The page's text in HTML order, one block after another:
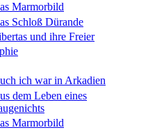
Marmorbild
Schloß Dürande
und ihre Freier
ich war in Arkadien
dem Leben eines
Marmorbild